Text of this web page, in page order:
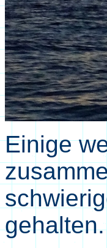
Einige
gehalten.